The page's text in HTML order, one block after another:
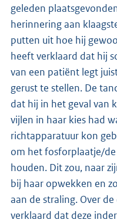
geleden
herinnering aan
putten uit hoe hij
heeft verklaard dat hij
van een patiënt legt
gerust te stellen. De
dat hij in het geval van
vijlen in haar kies had
richtapparatuur kon
om het fosforplaatje/
houden. Dit zou, naar
bij haar opwekken en
aan de straling. Over
verklaard dat deze